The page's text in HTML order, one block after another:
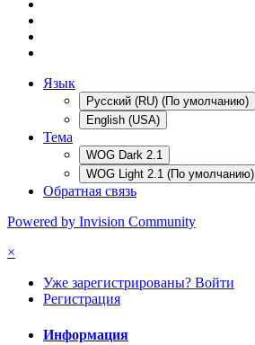
Язык
Русский (RU) (По умолчанию)
English (USA)
Тема
WOG Dark 2.1
WOG Light 2.1 (По умолчанию)
Обратная связь
Powered by Invision Community
×
Уже зарегистрированы? Войти
Регистрация
Информация